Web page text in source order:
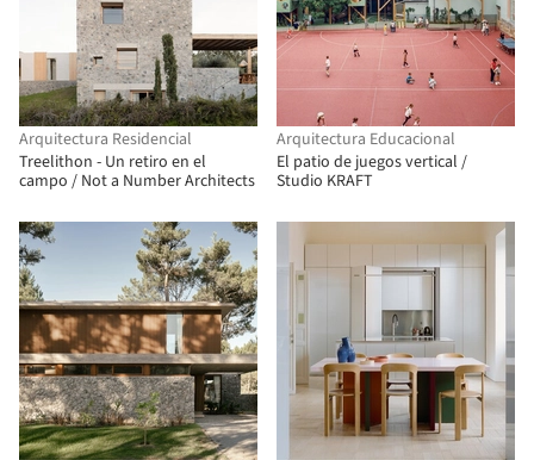
Arquitectura Residencial
Treelithon - Un retiro en el
campo / Not a Number Architects
Arquitectura Educacional
El patio de juegos vertical /
Studio KRAFT